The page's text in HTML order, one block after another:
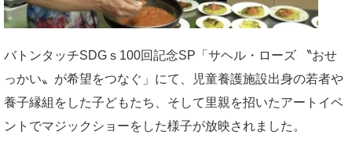
バトンタッチSDGｓ100回記念SP「サヘル・ローズ 〝おせ
っかい〟が希望をつなぐ」にて、児童養護施設出身の若者や
養子縁組をした子どもたち、そして里親を招いたアートイベ
ントでマジックショーをした様子が放映されました。